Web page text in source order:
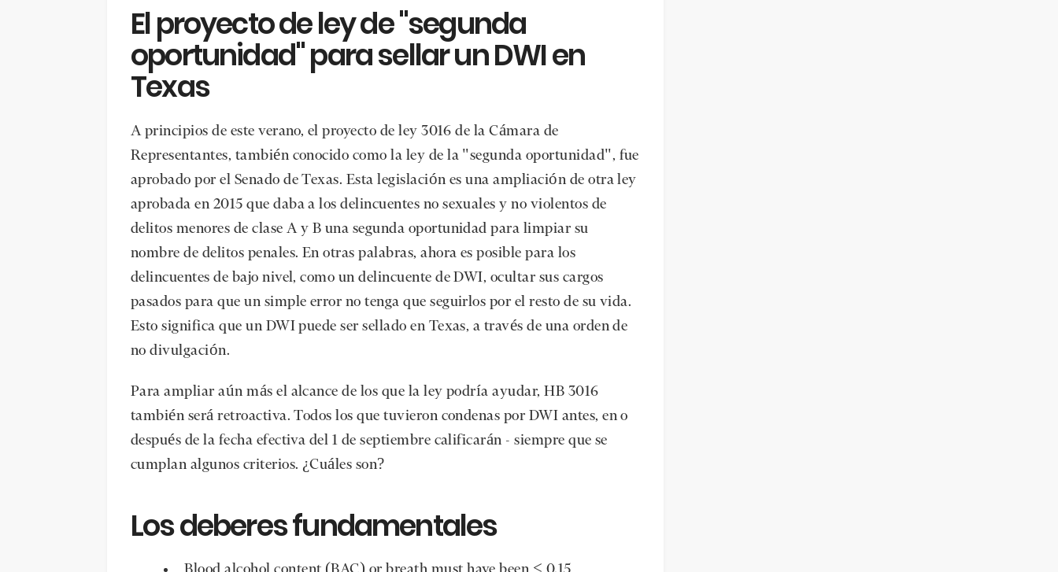
El proyecto de ley de "segunda
oportunidad" para sellar un DWI en
Texas
A principios de este verano, el proyecto de ley 3016 de la Cámara de
Representantes, también conocido como la ley de la "segunda oportunidad", fue
aprobado por el Senado de Texas. Esta legislación es una ampliación de otra ley
aprobada en 2015 que daba a los delincuentes no sexuales y no violentos de
delitos menores de clase A y B una segunda oportunidad para limpiar su
nombre de delitos penales. En otras palabras, ahora es posible para los
delincuentes de bajo nivel, como un delincuente de DWI, ocultar sus cargos
pasados para que un simple error no tenga que seguirlos por el resto de su vida.
Esto significa que un DWI puede ser sellado en Texas, a través de una orden de
no divulgación.
Para ampliar aún más el alcance de los que la ley podría ayudar, HB 3016
también será retroactiva. Todos los que tuvieron condenas por DWI antes, en o
después de la fecha efectiva del 1 de septiembre calificarán - siempre que se
cumplan algunos criterios. ¿Cuáles son?
Los deberes fundamentales